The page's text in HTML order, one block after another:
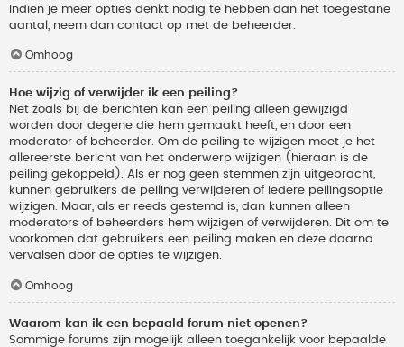
Indien je meer opties denkt nodig te hebben dan het toegestane
aantal, neem dan contact op met de beheerder.
Omhoog
Hoe wijzig of verwijder ik een peiling?
Net zoals bij de berichten kan een peiling alleen gewijzigd
worden door degene die hem gemaakt heeft, en door een
moderator of beheerder. Om de peiling te wijzigen moet je het
allereerste bericht van het onderwerp wijzigen (hieraan is de
peiling gekoppeld). Als er nog geen stemmen zijn uitgebracht,
kunnen gebruikers de peiling verwijderen of iedere peilingsoptie
wijzigen. Maar, als er reeds gestemd is, dan kunnen alleen
moderators of beheerders hem wijzigen of verwijderen. Dit om te
voorkomen dat gebruikers een peiling maken en deze daarna
vervalsen door de opties te wijzigen.
Omhoog
Waarom kan ik een bepaald forum niet openen?
Sommige forums zijn mogelijk alleen toegankelijk voor bepaalde